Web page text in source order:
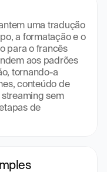
uma tradução
a formatação e o
para o francês
aos padrões
tornando-a
conteúdo de
sem
de